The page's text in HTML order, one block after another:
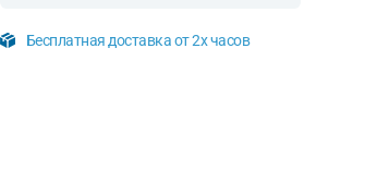
Бесплатная доставка от 2х часов